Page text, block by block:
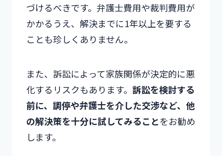
づけるべきです。弁護士費用や裁判費用が
かかるうえ、解決までに1年以上を要する
ことも珍しくありません。
また、訴訟によって家族関係が決定的に悪
化するリスクもあります。 訴訟を検討する
前に、調停や弁護士を介した交渉など、他
の解決策を十分に試してみることをお勧め
します。